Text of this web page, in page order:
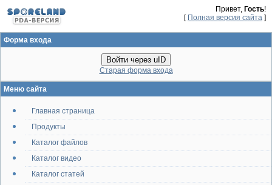
Привет, Гость!
[ Полная версия сайта ]
Форма входа
Войти через uID
Старая форма входа
Меню сайта
Главная страница
Продукты
Каталог файлов
Каталог видео
Каталог статей